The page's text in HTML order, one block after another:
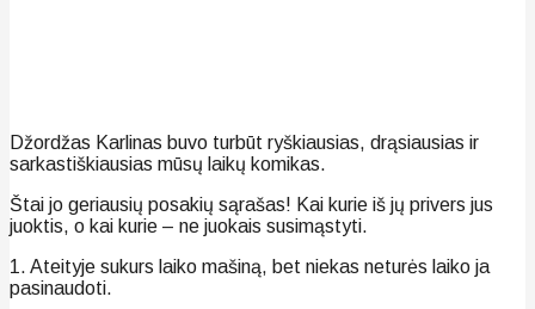
Džordžas Karlinas buvo turbūt ryškiausias, drąsiausias ir
sarkastiškiausias mūsų laikų komikas.
Štai jo geriausių posakių sąrašas! Kai kurie iš jų privers jus
juoktis, o kai kurie – ne juokais susimąstyti.
1. Ateityje sukurs laiko mašiną, bet niekas neturės laiko ja
pasinaudoti.